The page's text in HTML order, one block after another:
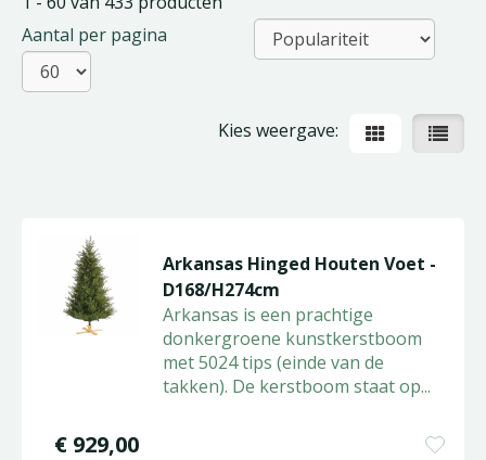
Aantal per pagina
Kies weergave:
Arkansas Hinged Houten Voet -
D168/H274cm
Arkansas is een prachtige
donkergroene kunstkerstboom
met 5024 tips (einde van de
takken). De kerstboom staat op...
€ 929,00